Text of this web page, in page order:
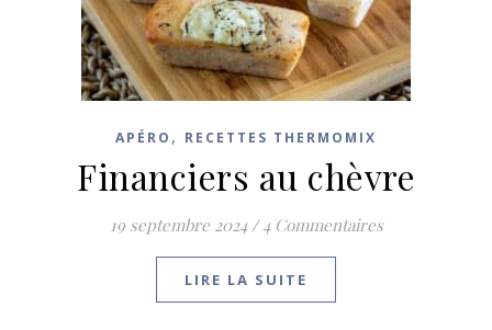
APÉRO , RECETTES THERMOMIX
Financiers au chèvre
19 septembre 2024 / 4 Commentaires
LIRE LA SUITE